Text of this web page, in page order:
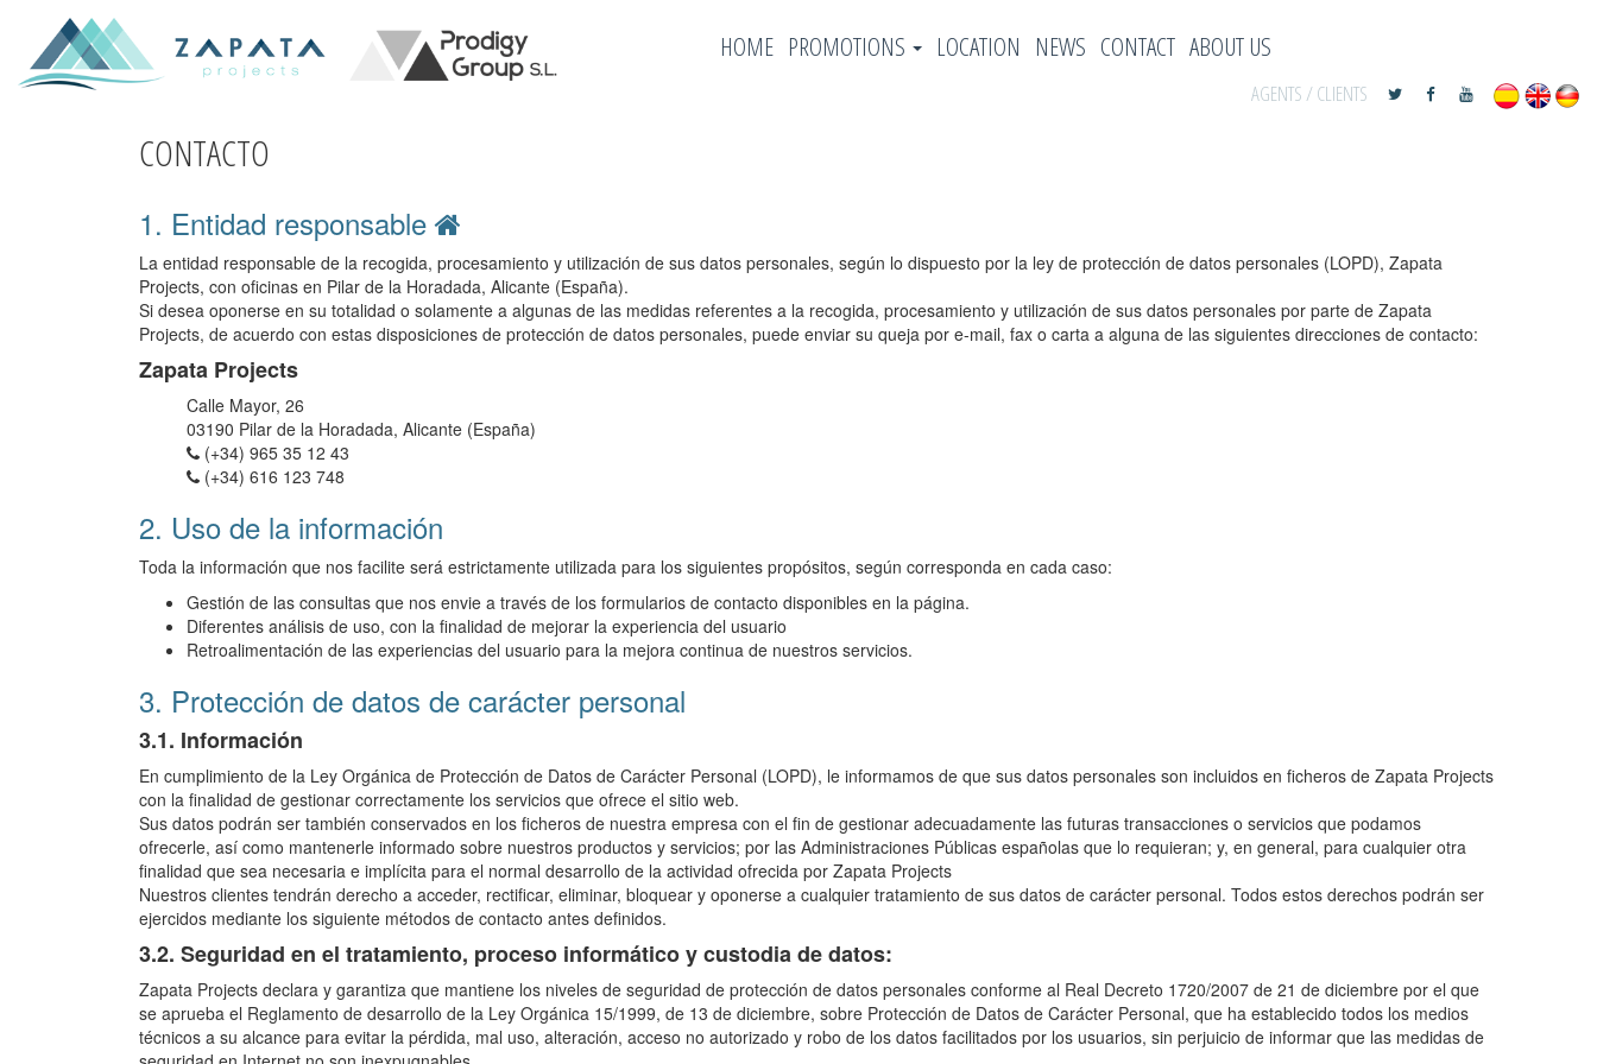
HOME PROMOTIONS LOCATION NEWS CONTACT ABOUT US
AGENTS/CLIENTS
CONTACTO
1. Entidad responsable
La entidad responsable de la recogida, procesamiento y utilización de sus datos personales, según lo dispuesto por la ley de protección de datos personales (LOPD), Zapata
Projects, con oficinas en Pilar de la Horadada, Alicante (España).
Si desea oponerse en su totalidad o solamente a algunas de las medidas referentes a la recogida, procesamiento y utilización de sus datos personales por parte de Zapata
Projects, de acuerdo con estas disposiciones de protección de datos personales, puede enviar su queja por e-mail, fax o carta a alguna de las siguientes direcciones de contacto:
Zapata Projects
Calle Mayor, 26
03190 Pilar de la Horadada, Alicante (España)
(+34) 965 35 12 43
(+34) 616 123 748
2. Uso de la información
Toda la información que nos facilite será estrictamente utilizada para los siguientes propósitos, según corresponda en cada caso:
Gestión de las consultas que nos envie a través de los formularios de contacto disponibles en la página.
Diferentes análisis de uso, con la finalidad de mejorar la experiencia del usuario
Retroalimentación de las experiencias del usuario para la mejora continua de nuestros servicios.
3. Protección de datos de carácter personal
3.1. Información
En cumplimiento de la Ley Orgánica de Protección de Datos de Carácter Personal (LOPD), le informamos de que sus datos personales son incluidos en ficheros de Zapata Projects
con la finalidad de gestionar correctamente los servicios que ofrece el sitio web.
Sus datos podrán ser también conservados en los ficheros de nuestra empresa con el fin de gestionar adecuadamente las futuras transacciones o servicios que podamos
ofrecerle, así como mantenerle informado sobre nuestros productos y servicios; por las Administraciones Públicas españolas que lo requieran; y, en general, para cualquier otra
finalidad que sea necesaria e implícita para el normal desarrollo de la actividad ofrecida por Zapata Projects
Nuestros clientes tendrán derecho a acceder, rectificar, eliminar, bloquear y oponerse a cualquier tratamiento de sus datos de carácter personal. Todos estos derechos podrán ser
ejercidos mediante los siguiente métodos de contacto antes definidos.
3.2. Seguridad en el tratamiento, proceso informático y custodia de datos:
Zapata Projects declara y garantiza que mantiene los niveles de seguridad de protección de datos personales conforme al Real Decreto 1720/2007 de 21 de diciembre por el que
se aprueba el Reglamento de desarrollo de la Ley Orgánica 15/1999, de 13 de diciembre, sobre Protección de Datos de Carácter Personal, que ha establecido todos los medios
técnicos a su alcance para evitar la pérdida, mal uso, alteración, acceso no autorizado y robo de los datos facilitados por los usuarios, sin perjuicio de informar que las medidas de